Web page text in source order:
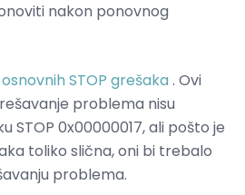
nakon ponovnog
STOP grešaka. Ovi
problema nisu
STOP 0x00000017, ali pošto je
toliko slična, oni bi trebalo
problema.